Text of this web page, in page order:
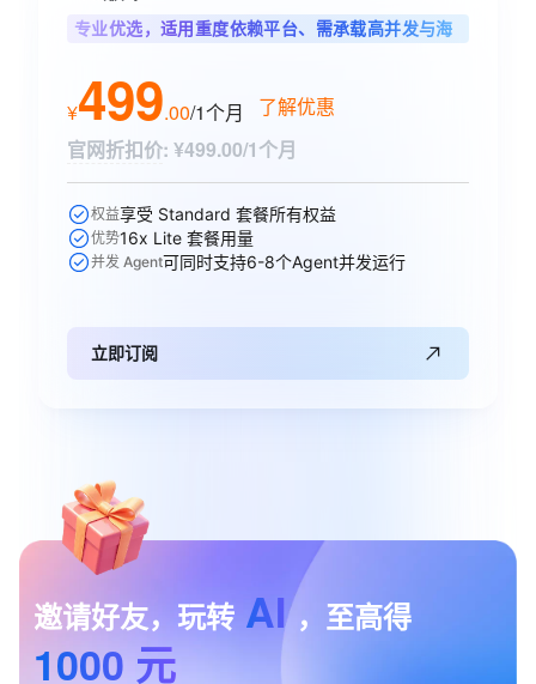
专业优选，适用重度依赖平台、需承载高并发与海
¥499.00/1个月
了解优惠
官网折扣价: ¥499.00/1个月
权益享受 Standard 套餐所有权益
优势16x Lite 套餐用量
并发 Agent可同时支持6-8个Agent并发运行
立即订阅
邀请好友，玩转 AI ，至高得
1000 元